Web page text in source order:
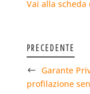
Vai alla
PRECEDENTE
Garante
profilazione